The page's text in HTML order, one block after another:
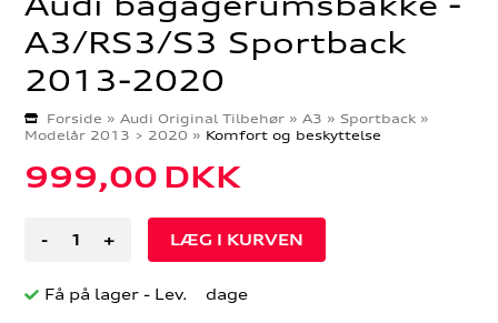
A3/RS3/S3 Sportback
2013-2020
Forside »Audi Original Tilbehør »A3 »Sportback »
Modelår 2013 > 2020 » Komfort og beskyttelse
999,00 DKK
- +
Få på lager- Lev. dage